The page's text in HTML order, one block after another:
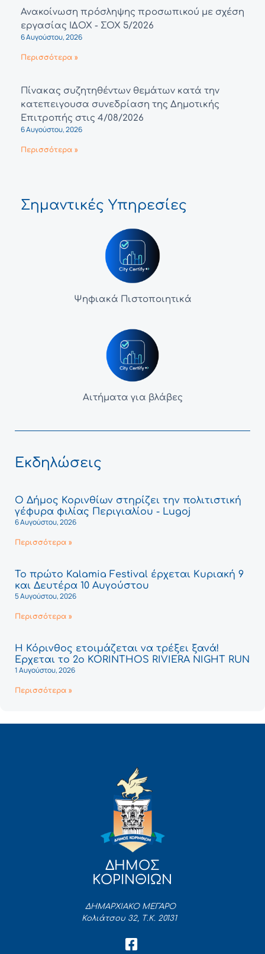
Ανακοίνωση πρόσληψης προσωπικού με σχέση
εργασίας ΙΔΟΧ - ΣΟΧ 5/2026
6 Αυγούστου, 2026
Περισσότερα »
Πίνακας συζητηθέντων θεμάτων κατά την
κατεπειγουσα συνεδρίαση της Δημοτικής
Επιτροπής στις 4/08/2026
6 Αυγούστου, 2026
Περισσότερα »
Σημαντικές Υπηρεσίες
Ψηφιακά Πιστοποιητικά
Αιτήματα για βλάβες
Εκδηλώσεις
Ο Δήμος Κορινθίων στηρίζει την πολιτιστική
γέφυρα φιλίας Περιγιαλίου - Lugoj
6 Αυγούστου, 2026
Περισσότερα »
Το πρώτο Kalamia Festival έρχεται Κυριακή 9
και Δευτέρα 10 Αυγούστου
5 Αυγούστου, 2026
Περισσότερα »
Η Κόρινθος ετοιμάζεται να τρέξει ξανά!
Έρχεται το 2ο KORINTHOS RIVIERA NIGHT RUN
1 Αυγούστου, 2026
Περισσότερα »
ΔΗΜΟΣ
ΚΟΡΙΝΘΙΩΝ
ΔΗΜΑΡΧΙΑΚΟ ΜΕΓΑΡΟ
Κολιάτσου 32, Τ.Κ. 20131